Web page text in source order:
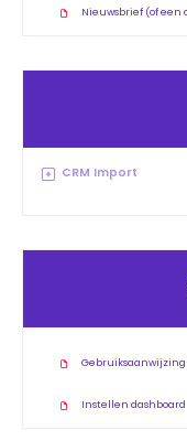
Nieuwsbrief (of
CRM Import
Instellen dashboard